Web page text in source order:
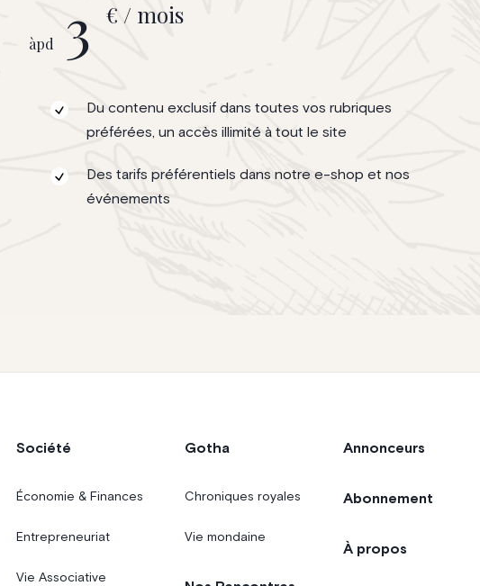
àpd 3 € / mois
Du contenu exclusif dans toutes vos rubriques
préférées, un accès illimité à tout le site
Des tarifs préférentiels dans notre e-shop et nos
événements
Société
Économie & Finances
Entrepreneuriat
Vie Associative
Gotha
Chroniques royales
Vie mondaine
Annonceurs
Abonnement
À propos